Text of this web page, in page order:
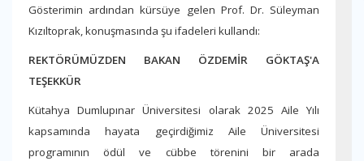
Gösterimin ardından kürsüye gelen Prof. Dr. Süleyman
Kızıltoprak, konuşmasında şu ifadeleri kullandı:
REKTÖRÜMÜZDEN BAKAN ÖZDEMİR GÖKTAŞ'A
TEŞEKKÜR
Kütahya Dumlupınar Üniversitesi olarak 2025 Aile Yılı
kapsamında hayata geçirdiğimiz Aile Üniversitesi
programının ödül ve cübbe törenini bir arada